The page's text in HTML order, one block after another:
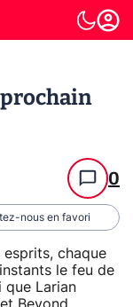
prochain
0
nous en favori
chaque
le feu de
que Larian
Beyond